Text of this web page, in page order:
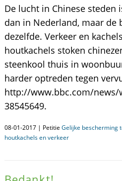
De lucht in Chinese steden
dan in Nederland, maar de
dezelfde. Verkeer en
houtkachels stoken
steenkool thuis in
harder optreden tegen
http://www.bbc.com/news/
38545649.
08-01-2017 | Petitie Gelijke bescherming
houtkachels en verkeer